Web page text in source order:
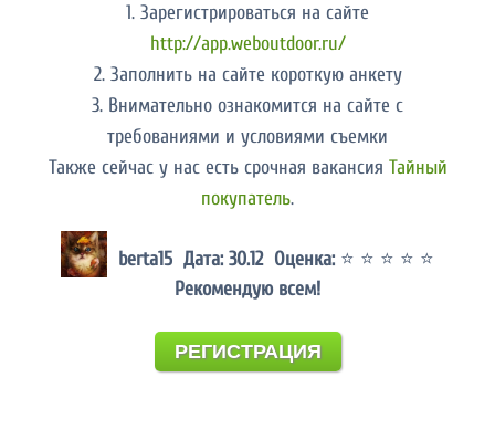
1. Зарегистрироваться на сайте
http://app.weboutdoor.ru/
2. Заполнить на сайте короткую анкету
3. Внимательно ознакомится на сайте с
требованиями и условиями съемки
Также сейчас у нас есть срочная вакансия Тайный
покупатель.
berta15 Дата: 30.12 Оценка: ⭐ ⭐ ⭐ ⭐ ⭐
Рекомендую всем!
РЕГИСТРАЦИЯ